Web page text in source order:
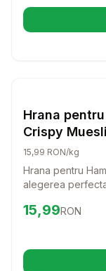
Hrana
Crispy
15,99 RON/kg
Hrana pentru
alegerea
ingrediente,
Preț:15.99
15,99RON